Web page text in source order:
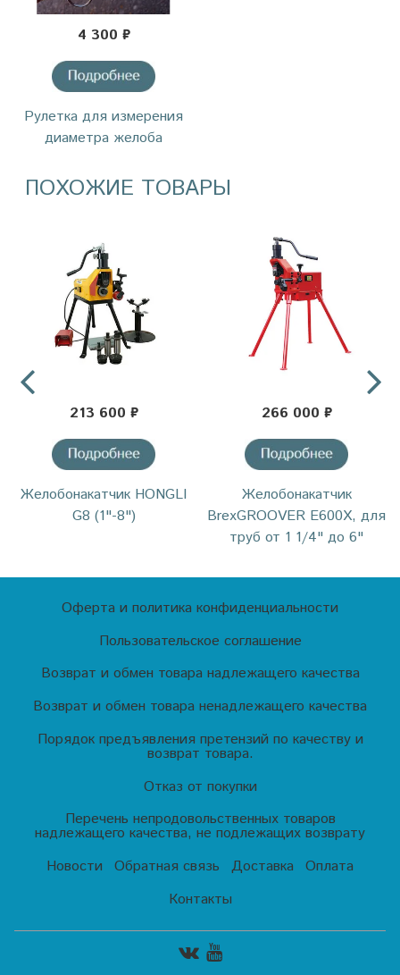
4 300 ₽
Рулетка для измерения
диаметра желоба
ПОХОЖИЕ ТОВАРЫ
213 600 ₽
Желобонакатчик HONGLI
G8 (1"-8")
266 000 ₽
Желобонакатчик
BrexGROOVER E600Х, для
труб от 1 1/4" до 6"
Оферта и политика конфиденциальности
Пользовательское соглашение
Возврат и обмен товара надлежащего качества
Возврат и обмен товара ненадлежащего качества
Порядок предъявления претензий по качеству и
возврат товара.
Отказ от покупки
Перечень непродовольственных товаров
надлежащего качества, не подлежащих возврату
Новости
Обратная связь Доставка
Оплата
Контакты